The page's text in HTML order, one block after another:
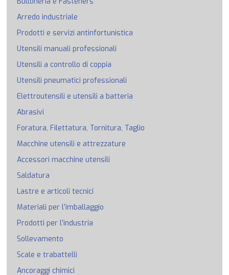
Arredo industriale
Prodotti e servizi antinfortunistica
Utensili manuali professionali
Utensili a controllo di coppia
Utensili pneumatici professionali
Elettroutensili e utensili a batteria
Abrasivi
Foratura, Filettatura, Tornitura, Taglio
Macchine utensili e attrezzature
Accessori macchine utensili
Saldatura
Lastre e articoli tecnici
Materiali per l’imballaggio
Prodotti per l’industria
Sollevamento
Scale e trabattelli
Ancoraggi chimici